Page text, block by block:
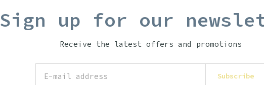
Sign up for our
Receive the latest offers and promotions
Subscribe